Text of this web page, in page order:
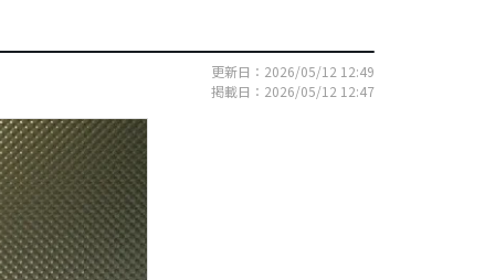
更新日：2026/05/12 12:49
掲載日：2026/05/12 12:47